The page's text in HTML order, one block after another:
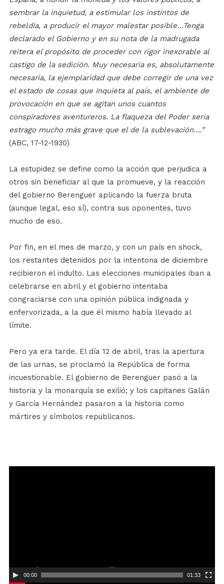
sembrar la inquietud, a estimular los instintos de
rebeldía, a producir el mayor malestar posible…Tenga
declarado el Gobierno y en su nota de la madrugada
reitera el propósito de proceder con rigor inexorable al
castigo de la sedición. Muy necesaria es, absolutamente
necesaria, la ejemplaridad que debe corregir de una vez
el estado de cosas que inquieta al país, el ambiente de
provocación en que se agitan unos cuantos
conspiradores aventureros. La flaqueza del Poder sería
estrago mucho más grave que el de la sublevación….”
(ABC, 17-12-1930)
La estupidez se define como la acción que perjudica a
otros sin beneficiar al que la promueve, y la reacción
del gobierno Berenguer aplicando la fuerza bruta
(aunque legal, eso sí), contra sus oponentes, tuvo
mucho de eso.
Por fin, en el mes de marzo, y con un país en shock,
los restantes detenidos por la intentona de diciembre
recibieron el indulto. Las elecciones municipales iban a
celebrarse en abril y el gobierno intentaba
congraciarse con una opinión pública indignada y
enfervorizada, a la que él mismo había llevado al
límite.
Pero ya era tarde. El día 12 de abril, tras la apertura
de las urnas, se proclamó la República de forma
incuestionable. El gobierno de Berenguer pasó a la
historia y la monarquía se exilió; y los capitanes Galán
y García Hernández pasaron a la historia como
mártires y símbolos republicanos.
00:00 01:33